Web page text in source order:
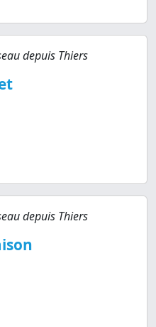
depuis Thiers
depuis Thiers